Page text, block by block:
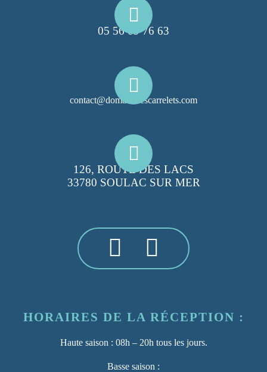
05 56 09 76 63
contact@domainelescarrelets.com
126, ROUTE DES LACS
33780 SOULAC SUR MER
HORAIRES DE LA RÉCEPTION :
Haute saison : 08h – 20h tous les jours.
Basse saison :